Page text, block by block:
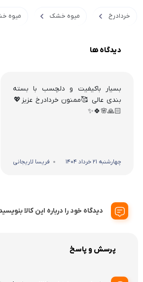
خردادرخ میوه خشک میوه
دیدگاه ها
بسیار باکیفیت و دلچسب با بسته
بندی عالی 🥰ممنون خردادرخ عزیز💖
🙏🏻🌸🍀✨
چهارشنبه 21 خرداد 1404 فریسا لاریجانی
دیدگاه خود را درباره این کالا
پرسش و پاسخ